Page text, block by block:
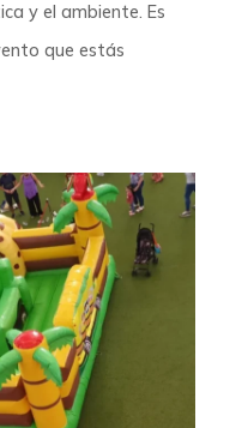
y el ambiente. Es
que estás